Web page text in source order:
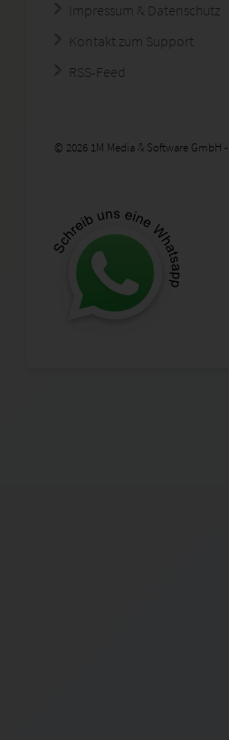
Impressum & Datenschutz
Kontakt zum Support
RSS-Feed
© 2026 1M Media & Software GmbH